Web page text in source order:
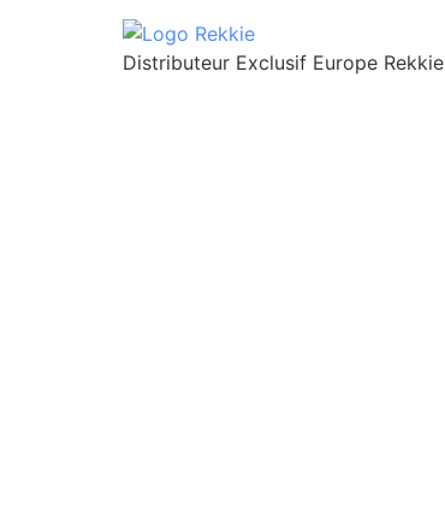
Distributeur Exclusif Europe Rekkie